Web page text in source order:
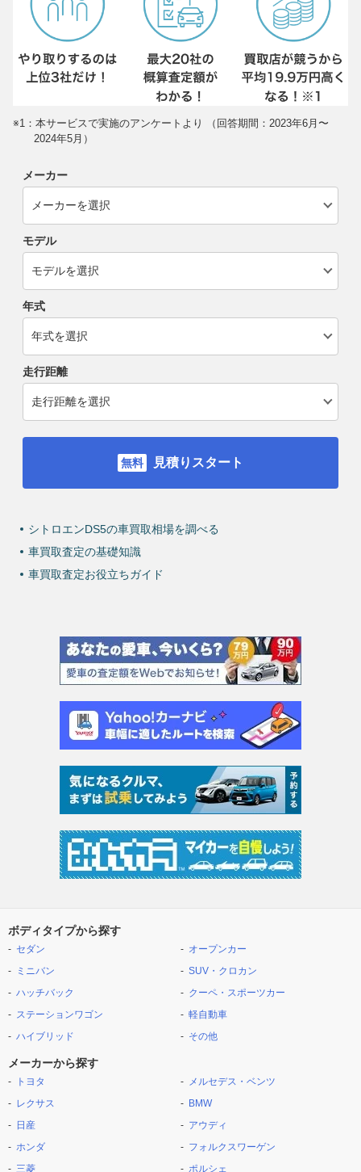
※1：本サービスで実施のアンケートより （回答期間：2023年6月〜
2024年5月）
メーカー
モデル
年式
走行距離
見積りスタート
シトロエンDS5の車買取相場を調べる
車買取査定の基礎知識
車買取査定お役立ちガイド
ボディタイプから探す
セダン
ミニバン
ハッチバック
ステーションワゴン
ハイブリッド
オープンカー
SUV・クロカン
クーペ・スポーツカー
軽自動車
その他
メーカーから探す
トヨタ
レクサス
日産
ホンダ
三菱
メルセデス・ベンツ
BMW
アウディ
フォルクスワーゲン
ポルシェ